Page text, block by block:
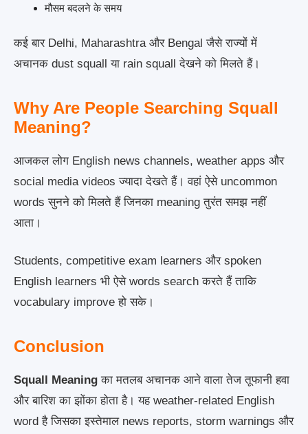
मौसम बदलने के समय
कई बार Delhi, Maharashtra और Bengal जैसे राज्यों में
अचानक dust squall या rain squall देखने को मिलते हैं।
Why Are People Searching Squall
Meaning?
आजकल लोग English news channels, weather apps और
social media videos ज्यादा देखते हैं। वहां ऐसे uncommon
words सुनने को मिलते हैं जिनका meaning तुरंत समझ नहीं
आता।
Students, competitive exam learners और spoken
English learners भी ऐसे words search करते हैं ताकि
vocabulary improve हो सके।
Conclusion
Squall Meaning का मतलब अचानक आने वाला तेज तूफानी हवा
और बारिश का झोंका होता है। यह weather-related English
word है जिसका इस्तेमाल news reports, storm warnings और